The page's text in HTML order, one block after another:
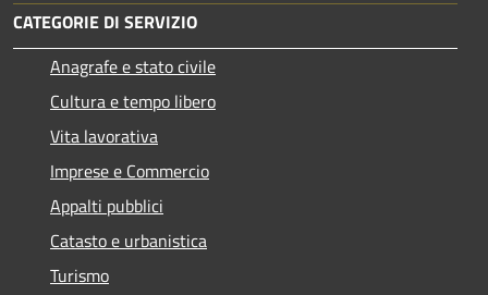
CATEGORIE DI SERVIZIO
Anagrafe e stato civile
Cultura e tempo libero
Vita lavorativa
Imprese e Commercio
Appalti pubblici
Catasto e urbanistica
Turismo